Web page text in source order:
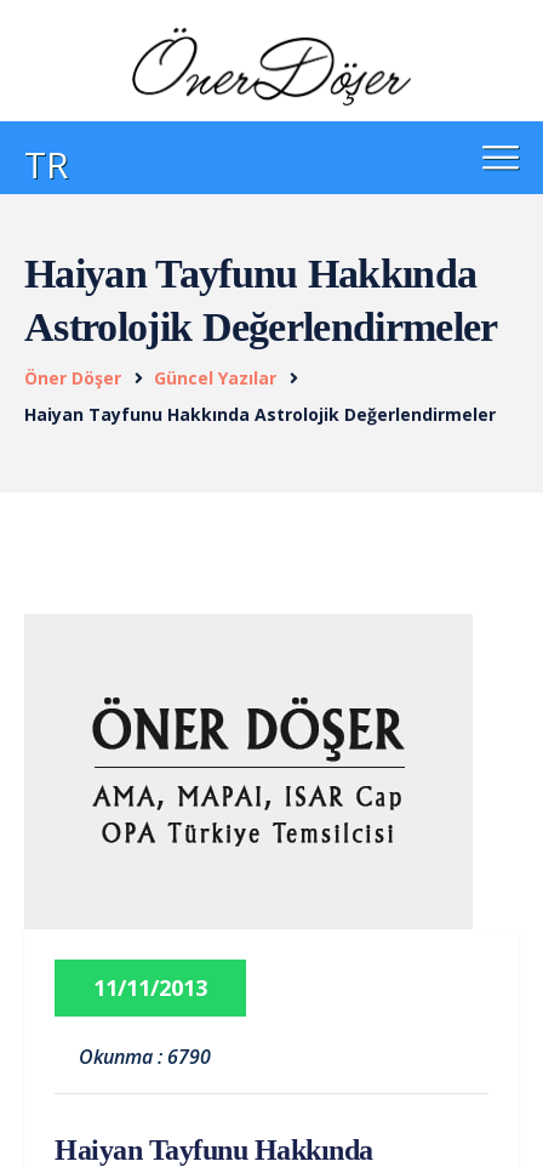
TR
Haiyan Tayfunu Hakkında
Astrolojik Değerlendirmeler
Öner Döşer
Güncel Yazılar
Haiyan Tayfunu Hakkında Astrolojik Değerlendirmeler
11/11/2013
Okunma : 6790
Haiyan Tayfunu Hakkında